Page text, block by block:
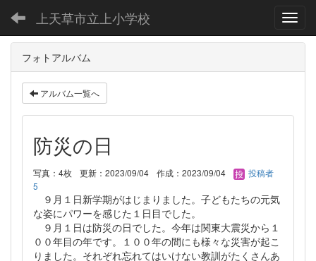
上天草市立上小学校
フォトアルバム
アルバム一覧へ
防災の日
写真：4枚 更新：2023/09/04 作成：2023/09/04
投稿者
5
９月１日新学期がはじまりました。子どもたちの元気
な姿にパワーを感じた１日目でした。
９月１日は防災の日でした。今年は関東大震災から１
００年目の年です。１００年の間にも様々な災害が起こ
りました。それぞれ忘れてはいけない教訓がたくさんあ